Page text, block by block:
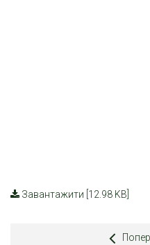
Завантажити [12.98 KB]